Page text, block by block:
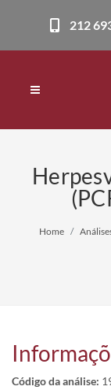
212
Home
Código da análise: